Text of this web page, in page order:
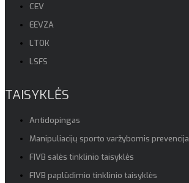
CEV
EEVZA
LTOK
LSFS
TAISYKLĖS
Antidopingas
Manipuliacijų sporto varžybomis prevencija
FIVB salės tinklinio taisyklės
FIVB paplūdimio tinklinio taisyklės